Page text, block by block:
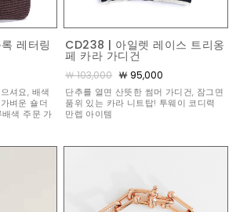
레터링
셔요, 배색
벼운 숄더
색 주문 가
CD238 | 아일렛 레이스 트리옹
페 카라 가디건
￦ 103,000 ￦ 95,000
단추를 열면 산뜻한 썸머 가디건, 잠그면
품위 있는 카라 니트탑! 투웨이 코디력
만렙 아이템